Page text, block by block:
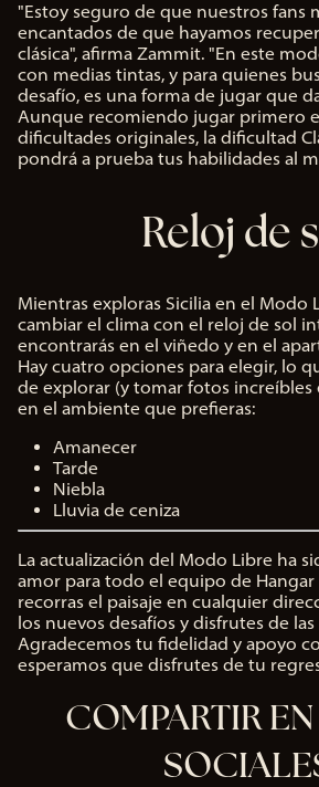
"Estoy seguro de que nuestros fans
encantados de que hayamos
clásica", afirma Zammit. "En este
con medias tintas, y para quienes
desafío, es una forma de jugar que
Aunque recomiendo jugar primero
dificultades originales, la dificultad
pondrá a prueba tus habilidades al
Reloj de
Mientras exploras Sicilia en el Modo
cambiar el clima con el reloj de sol
encontrarás en el viñedo y en el
Hay cuatro opciones para elegir, lo
de explorar (y tomar fotos increíbles
en el ambiente que prefieras:
Amanecer
Tarde
Niebla
Lluvia de ceniza
La actualización del Modo Libre ha
amor para todo el equipo de Hangar
recorras el paisaje en cualquier
los nuevos desafíos y disfrutes de
Agradecemos tu fidelidad y apoyo
esperamos que disfrutes de tu
COMPARTIR